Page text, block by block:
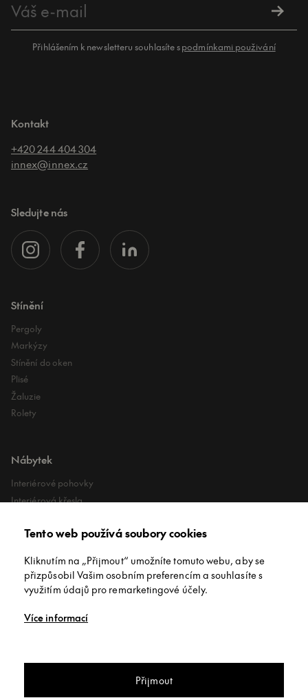
Přihlášením k newsletteru souhlasíte spodmínkami použivání
Kontakt
+420 244 404 304
innex@innex.cz
Sledujte nás
Stínění
Pergoly
Markýzy
Stínění do oken
Plisé
Žaluzie
Rolety
Nábytek
Interiérové pohovky
Interiérová křesla
Lehátka
Exteriérové pufy
O společnosti
Tento web používá soubory cookies
Kliknutím na „Přijmout“ umožníte tomuto webu, aby se
přizpůsobil Vašim osobním preferencím a souhlasíte s
využitím údajů pro remarketingové účely.
Více informací
Přijmout